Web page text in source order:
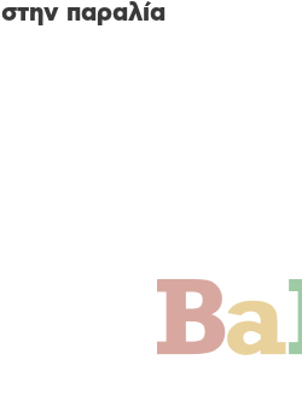
στην παραλία